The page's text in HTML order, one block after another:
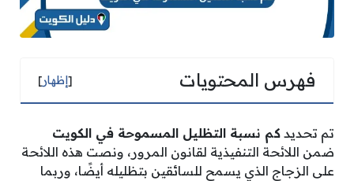
فهرس المحتويات [إظهار]
تم تحديد كم نسبة التظليل المسموحة في الكويت
ضمن اللائحة التنفيذية لقانون المرور، ونصت هذه اللائحة
على الزجاج الذي يسمح للسائقين بتظليله أيضًا، وربما